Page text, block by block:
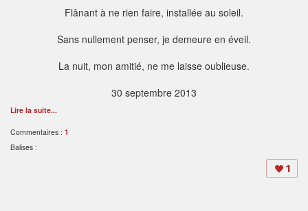
Flânant à ne rien faire, installée au soleil.
Sans nullement penser, je demeure en éveil.
La nuit, mon amitié, ne me laisse oublieuse.
30 septembre 2013
Lire la suite...
Commentaires : 1
Balises :
1